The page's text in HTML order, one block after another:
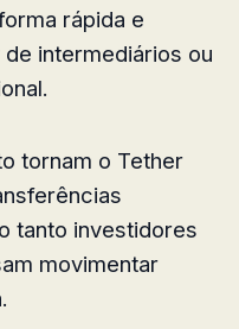
rápida e
intermediários ou
tornam o Tether
tanto investidores
movimentar